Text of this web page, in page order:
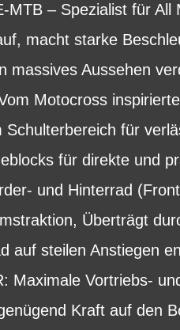
– Spezialist für All
macht starke
massives Aussehen
Motocross
für
für direkte und
und Hinterrad
Überträgt
auf steilen Anstiegen
Maximale Vortriebs-
Kraft auf den